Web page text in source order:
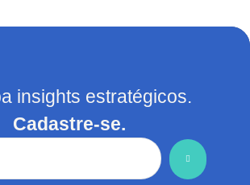
insights estratégicos.
Cadastre-se.